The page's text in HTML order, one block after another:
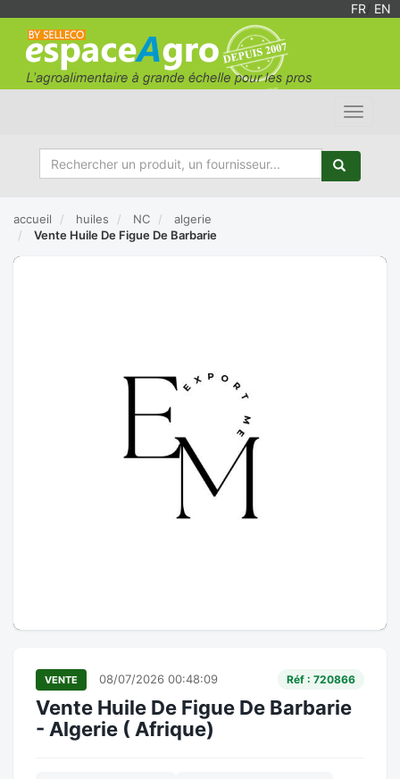
FR EN
Toggle
accueil huiles NC
algerie
Vente Huile De Figue De Barbarie
VENTE 08/07/2026 00:48:09 Réf : 720866
Vente Huile De Figue De Barbarie
- Algerie ( Afrique)